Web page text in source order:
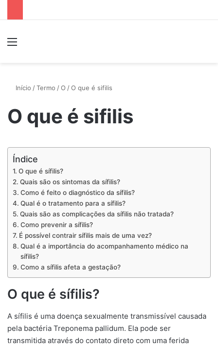
Início /Termo /O /O que é sifilis
O que é sifilis
Índice
O que é sífilis?
Quais são os sintomas da sífilis?
Como é feito o diagnóstico da sífilis?
Qual é o tratamento para a sífilis?
Quais são as complicações da sífilis não tratada?
Como prevenir a sífilis?
É possível contrair sífilis mais de uma vez?
Qual é a importância do acompanhamento médico na
sífilis?
Como a sífilis afeta a gestação?
O que é sífilis?
A sífilis é uma doença sexualmente transmissível causada
pela bactéria Treponema pallidum. Ela pode ser
transmitida através do contato direto com uma ferida